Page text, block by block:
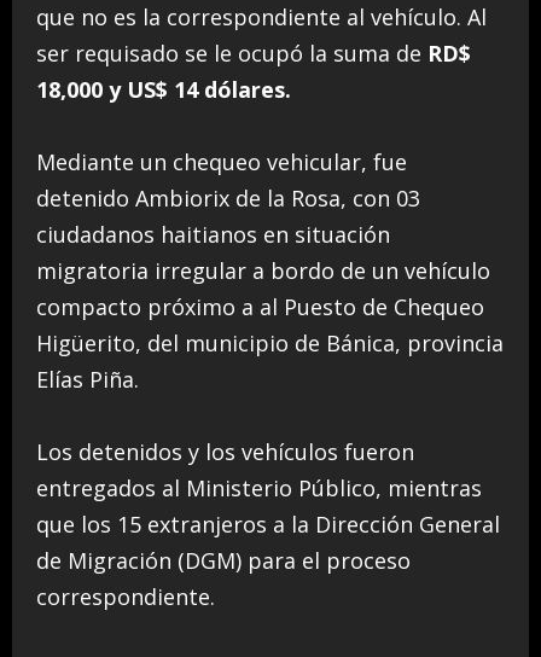
que no es la correspondiente al vehículo. Al
ser requisado se le ocupó la suma de RD$
18,000 y US$ 14 dólares.
Mediante un chequeo vehicular, fue
detenido Ambiorix de la Rosa, con 03
ciudadanos haitianos en situación
migratoria irregular a bordo de un vehículo
compacto próximo a al Puesto de Chequeo
Higüerito, del municipio de Bánica, provincia
Elías Piña.
Los detenidos y los vehículos fueron
entregados al Ministerio Público, mientras
que los 15 extranjeros a la Dirección General
de Migración (DGM) para el proceso
correspondiente.